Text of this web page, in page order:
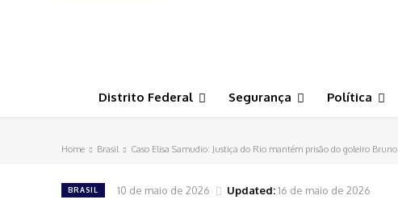
Distrito Federal Segurança Política
Home Brasil Caso Elisa Samudio: Justiça do Rio mantém prisão do goleiro Bruno
BRASIL 10 de maio de 2026 Updated:16 de maio de 2026